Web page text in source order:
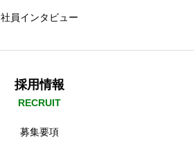
社員インタビュー
採用情報
RECRUIT
募集要項